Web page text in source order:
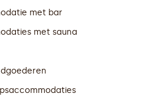
met bar
met sauna